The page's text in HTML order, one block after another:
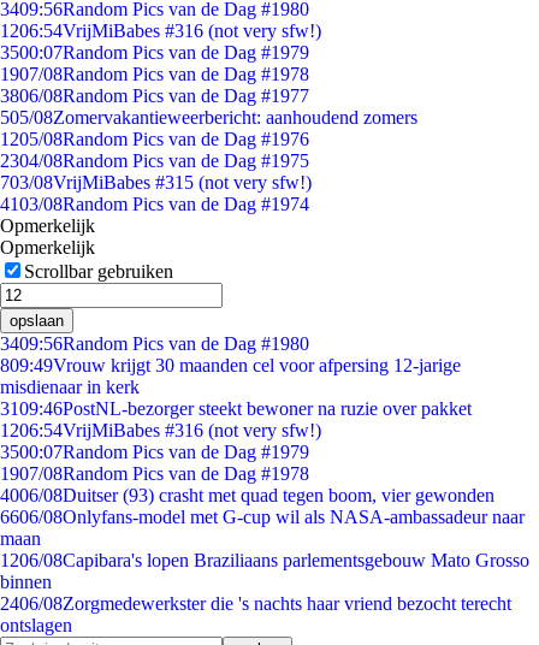
3409:56Random Pics van de Dag #1980
1206:54VrijMiBabes #316 (not very sfw!)
3500:07Random Pics van de Dag #1979
1907/08Random Pics van de Dag #1978
3806/08Random Pics van de Dag #1977
505/08Zomervakantieweerbericht: aanhoudend zomers
1205/08Random Pics van de Dag #1976
2304/08Random Pics van de Dag #1975
703/08VrijMiBabes #315 (not very sfw!)
4103/08Random Pics van de Dag #1974
Opmerkelijk
Opmerkelijk
Scrollbar gebruiken
opslaan
3409:56Random Pics van de Dag #1980
809:49Vrouw krijgt 30 maanden cel voor afpersing 12-jarige
misdienaar in kerk
3109:46PostNL-bezorger steekt bewoner na ruzie over pakket
1206:54VrijMiBabes #316 (not very sfw!)
3500:07Random Pics van de Dag #1979
1907/08Random Pics van de Dag #1978
4006/08Duitser (93) crasht met quad tegen boom, vier gewonden
6606/08Onlyfans-model met G-cup wil als NASA-ambassadeur naar
maan
1206/08Capibara's lopen Braziliaans parlementsgebouw Mato Grosso
binnen
2406/08Zorgmedewerkster die 's nachts haar vriend bezocht terecht
ontslagen